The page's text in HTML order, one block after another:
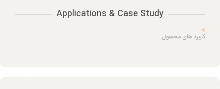
Applications & Case Study
کاربرد های محصول